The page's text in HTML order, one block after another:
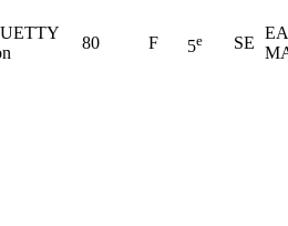
80 F 5e SE